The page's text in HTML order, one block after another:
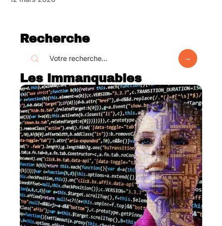
Recherche
Les immanquables